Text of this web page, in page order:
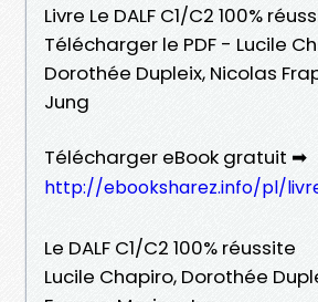
Livre Le DALF C1/C2 100%
Télécharger le PDF - Lucile
Dorothée Dupleix, Nicolas
Jung
Télécharger eBook gratuit ➡
http://ebooksharez.info/pl/
Le DALF C1/C2 100% réussite
Lucile Chapiro, Dorothée